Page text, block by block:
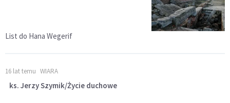
List do Hana Wegerif
16 lat temu WIARA
ks. Jerzy Szymik/Życie duchowe